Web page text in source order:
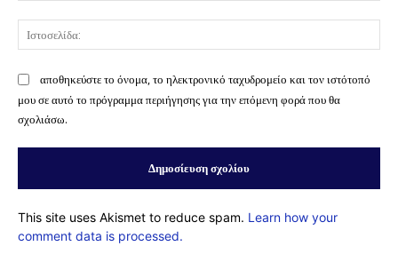
αποθηκεύστε το όνομα, το ηλεκτρονικό ταχυδρομείο και τον ιστότοπό
μου σε αυτό το πρόγραμμα περιήγησης για την επόμενη φορά που θα
σχολιάσω.
This site uses Akismet to reduce spam. Learn how your
comment data is processed.